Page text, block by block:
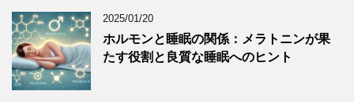
2025/01/20
ホルモンと睡眠の関係：メラトニンが果
たす役割と良質な睡眠へのヒント